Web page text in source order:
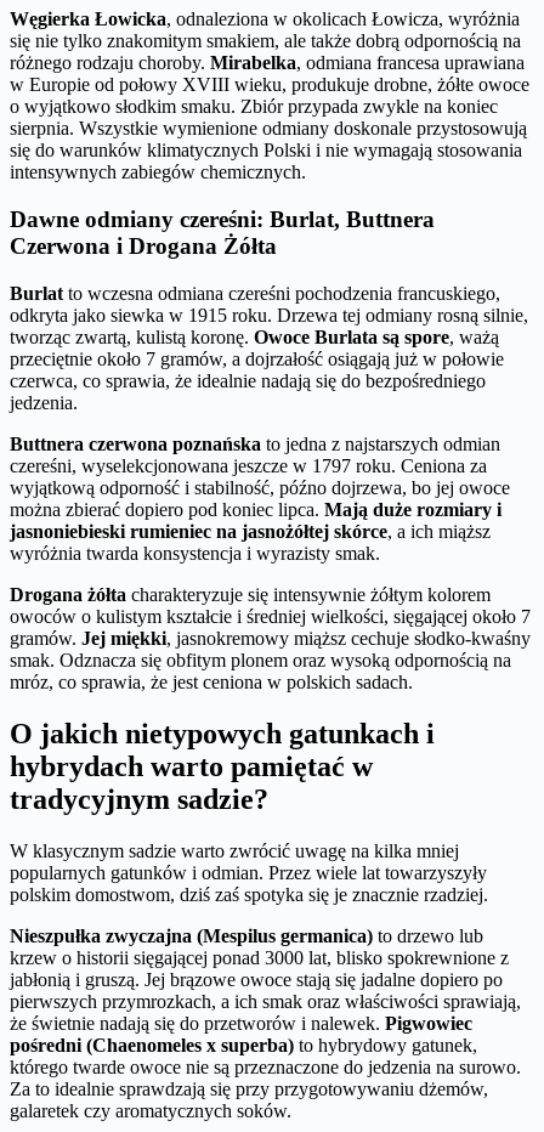
Węgierka Łowicka, odnaleziona w okolicach Łowicza, wyróżnia
się nie tylko znakomitym smakiem, ale także dobrą odpornością na
różnego rodzaju choroby. Mirabelka, odmiana francesa uprawiana
w Europie od połowy XVIII wieku, produkuje drobne, żółte owoce
o wyjątkowo słodkim smaku. Zbiór przypada zwykle na koniec
sierpnia. Wszystkie wymienione odmiany doskonale przystosowują
się do warunków klimatycznych Polski i nie wymagają stosowania
intensywnych zabiegów chemicznych.
Dawne odmiany czereśni: Burlat, Buttnera
Czerwona i Drogana Żółta
Burlat to wczesna odmiana czereśni pochodzenia francuskiego,
odkryta jako siewka w 1915 roku. Drzewa tej odmiany rosną silnie,
tworząc zwartą, kulistą koronę. Owoce Burlata są spore, ważą
przeciętnie około 7 gramów, a dojrzałość osiągają już w połowie
czerwca, co sprawia, że idealnie nadają się do bezpośredniego
jedzenia.
Buttnera czerwona poznańska to jedna z najstarszych odmian
czereśni, wyselekcjonowana jeszcze w 1797 roku. Ceniona za
wyjątkową odporność i stabilność, późno dojrzewa, bo jej owoce
można zbierać dopiero pod koniec lipca. Mają duże rozmiary i
jasnoniebieski rumieniec na jasnożółtej skórce, a ich miąższ
wyróżnia twarda konsystencja i wyrazisty smak.
Drogana żółta charakteryzuje się intensywnie żółtym kolorem
owoców o kulistym kształcie i średniej wielkości, sięgającej około 7
gramów. Jej miękki, jasnokremowy miąższ cechuje słodko-kwaśny
smak. Odznacza się obfitym plonem oraz wysoką odpornością na
mróz, co sprawia, że jest ceniona w polskich sadach.
O jakich nietypowych gatunkach i
hybrydach warto pamiętać w
tradycyjnym sadzie?
W klasycznym sadzie warto zwrócić uwagę na kilka mniej
popularnych gatunków i odmian. Przez wiele lat towarzyszyły
polskim domostwom, dziś zaś spotyka się je znacznie rzadziej.
Nieszpułka zwyczajna (Mespilus germanica) to drzewo lub
krzew o historii sięgającej ponad 3000 lat, blisko spokrewnione z
jabłonią i gruszą. Jej brązowe owoce stają się jadalne dopiero po
pierwszych przymrozkach, a ich smak oraz właściwości sprawiają,
że świetnie nadają się do przetworów i nalewek. Pigwowiec
pośredni (Chaenomeles x superba) to hybrydowy gatunek,
którego twarde owoce nie są przeznaczone do jedzenia na surowo.
Za to idealnie sprawdzają się przy przygotowywaniu dżemów,
galaretek czy aromatycznych soków.